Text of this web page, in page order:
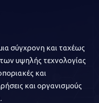
σύγχρονη και ταχέως
υψηλής τεχνολογίας
και
και οργανισμούς